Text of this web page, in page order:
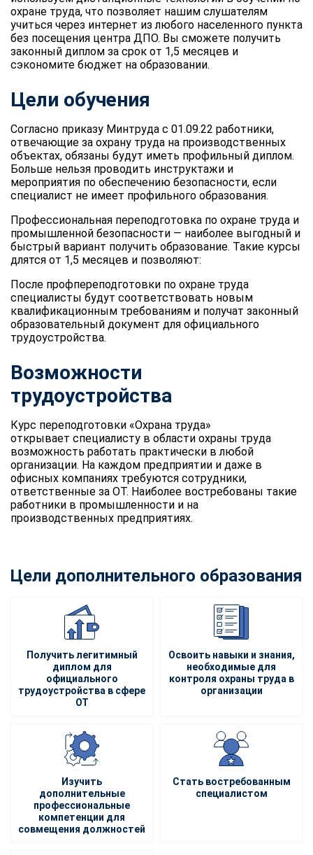
охране труда, что позволяет нашим слушателям
учиться через интернет из любого населенного пункта
без посещения центра ДПО. Вы сможете получить
законный диплом за срок от 1,5 месяцев и
сэкономите бюджет на образовании.
Цели обучения
Согласно приказу Минтруда с 01.09.22 работники,
отвечающие за охрану труда на производственных
объектах, обязаны будут иметь профильный диплом.
Больше нельзя проводить инструктажи и
мероприятия по обеспечению безопасности, если
специалист не имеет профильного образования.
Профессиональная переподготовка по охране труда и
промышленной безопасности — наиболее выгодный и
быстрый вариант получить образование. Такие курсы
длятся от 1,5 месяцев и позволяют:
После профпереподготовки по охране труда
специалисты будут соответствовать новым
квалификационным требованиям и получат законный
образовательный документ для официального
трудоустройства.
Возможности
трудоустройства
Курс переподготовки «Охрана труда»
открывает специалисту в области охраны труда
возможность работать практически в любой
организации. На каждом предприятии и даже в
офисных компаниях требуются сотрудники,
ответственные за ОТ. Наиболее востребованы такие
работники в промышленности и на
производственных предприятиях.
Цели дополнительного образования
Получить легитимный
диплом для
официального
трудоустройства в сфере
ОТ
Освоить навыки и знания,
необходимые для
контроля охраны труда в
организации
Изучить
дополнительные
профессиональные
компетенции для
совмещения должностей
Стать востребованным
специалистом